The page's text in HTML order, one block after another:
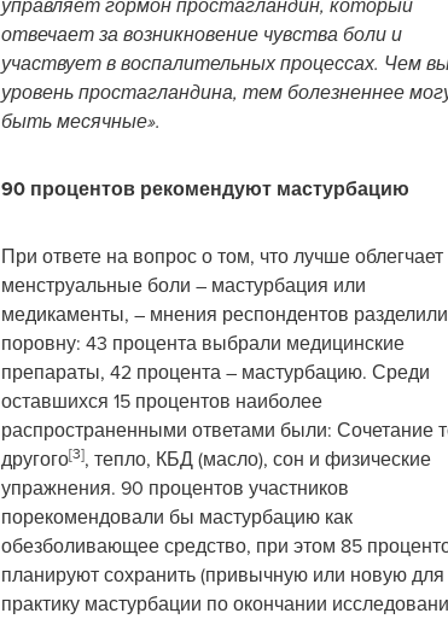
отвечает за возникновение чувства боли и
участвует в воспалительных процессах. Чем
уровень простагландина, тем болезненнее
быть месячные».
90 процентов рекомендуют мастурбацию
При ответе на вопрос о том, что лучше облегчает
менструальные боли – мастурбация или
медикаменты, – мнения респондентов
поровну: 43 процента выбрали медицинские
препараты, 42 процента – мастурбацию. Среди
оставшихся 15 процентов наиболее
распространенными ответами были: Сочетание
другого[3], тепло, КБД (масло), сон и физические
упражнения. 90 процентов участников
порекомендовали бы мастурбацию как
обезболивающее средство, при этом 85
планируют сохранить (привычную или новую для
практику мастурбации по окончании